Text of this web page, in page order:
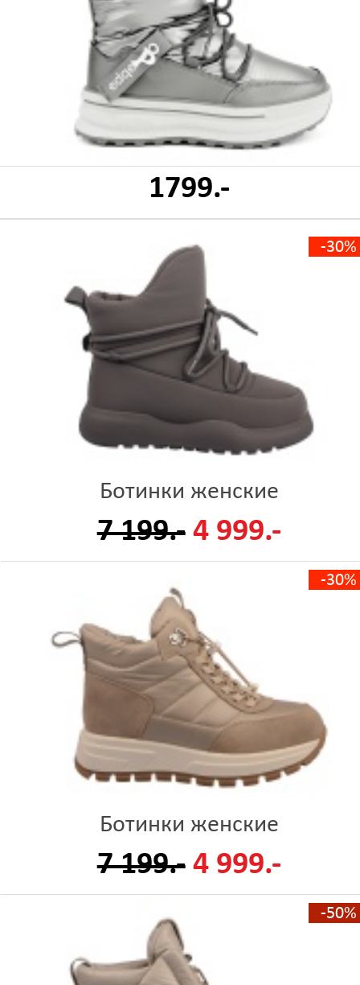
1799.-
-30%
Ботинки женские
7 199.- 4 999.-
-30%
Ботинки женские
7 199.- 4 999.-
-50%